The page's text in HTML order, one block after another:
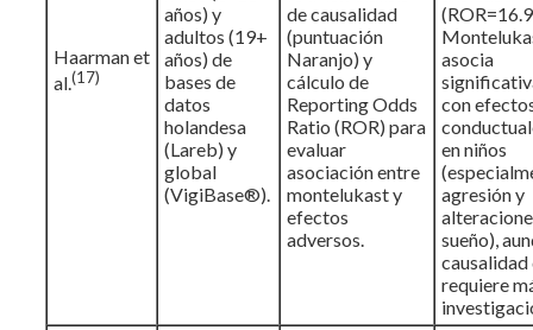
Haarman et
al.(17)
años) y
adultos (19+
años) de
bases de
datos
holandesa
(Lareb) y
global
(VigiBase®).
de causalidad
(puntuación
Naranjo) y
cálculo de
Reporting Odds
Ratio (ROR) para
evaluar
asociación entre
montelukast y
efectos
adversos.
asocia
con
en niños
agresión y
sueño),
requiere